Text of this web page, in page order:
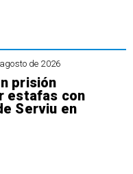
de 2026
prisión
estafas con
Serviu en